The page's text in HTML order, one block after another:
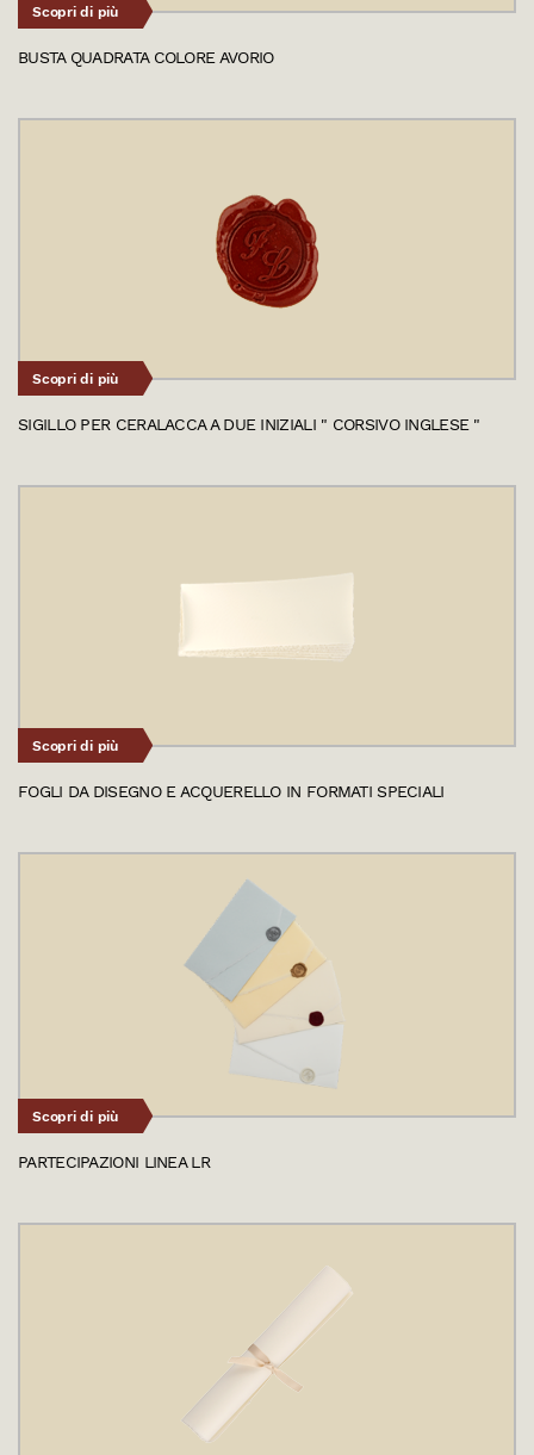
Scopri di più
BUSTA QUADRATA COLORE AVORIO
Scopri di più
SIGILLO PER CERALACCA A DUE INIZIALI " CORSIVO INGLESE "
Scopri di più
FOGLI DA DISEGNO E ACQUERELLO IN FORMATI SPECIALI
Scopri di più
PARTECIPAZIONI LINEA LR